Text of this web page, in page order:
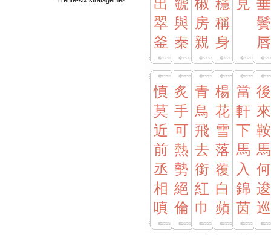
出
翠
釜
虢
與
秦
椒
房
親
穩
稱
身
見 垂
鬢
唇
慎
莫
近
前
丞
相
嗔
炙
手
可
熱
勢
絕
倫
青
鳥
飛
去
銜
紅
巾
楊
花
雪
落
覆
白
蘋
當
軒
下
馬
入
錦
茵
後
來
鞍
馬
何
逡
巡